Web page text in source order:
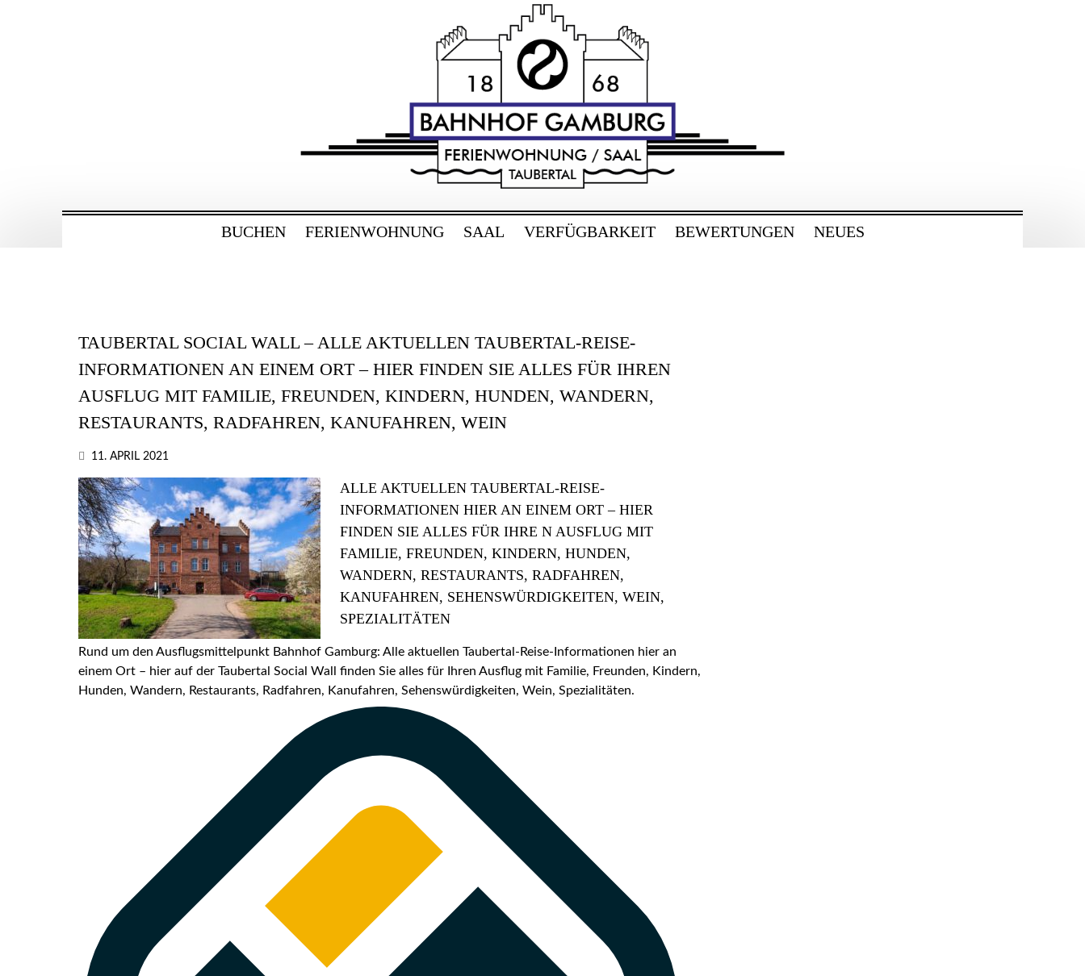
BUCHEN FERIENWOHNUNG SAAL VERFÜGBARKEIT BEWERTUNGEN NEUES
TAUBERTAL SOCIAL WALL – ALLE AKTUELLEN TAUBERTAL-REISE-
INFORMATIONEN AN EINEM ORT – HIER FINDEN SIE ALLES FÜR IHREN
AUSFLUG MIT FAMILIE, FREUNDEN, KINDERN, HUNDEN, WANDERN,
RESTAURANTS, RADFAHREN, KANUFAHREN, WEIN
11. APRIL 2021
ALLE AKTUELLEN TAUBERTAL-REISE-
INFORMATIONEN HIER AN EINEM ORT – HIER
FINDEN SIE ALLES FÜR IHRE N AUSFLUG MIT
FAMILIE, FREUNDEN, KINDERN, HUNDEN,
WANDERN, RESTAURANTS, RADFAHREN,
KANUFAHREN, SEHENSWÜRDIGKEITEN, WEIN,
SPEZIALITÄTEN
Rund um den Ausflugsmittelpunkt Bahnhof Gamburg: Alle aktuellen Taubertal-Reise-Informationen hier an
einem Ort – hier auf der Taubertal Social Wall finden Sie alles für Ihren Ausflug mit Familie, Freunden, Kindern,
Hunden, Wandern, Restaurants, Radfahren, Kanufahren, Sehenswürdigkeiten, Wein, Spezialitäten.